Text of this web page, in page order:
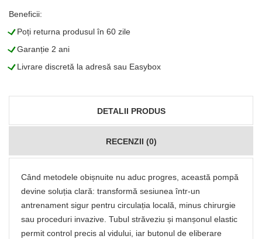
Beneficii:
LPoți returna produsul în 60 zile
LGaranție 2 ani
LLivrare discretă la adresă sau Easybox
DETALII PRODUS
RECENZII (0)
Când metodele obișnuite nu aduc progres, această pompă
devine soluția clară: transformă sesiunea într-un
antrenament sigur pentru circulația locală, minus chirurgie
sau proceduri invazive. Tubul străveziu și manșonul elastic
permit control precis al vidului, iar butonul de eliberare